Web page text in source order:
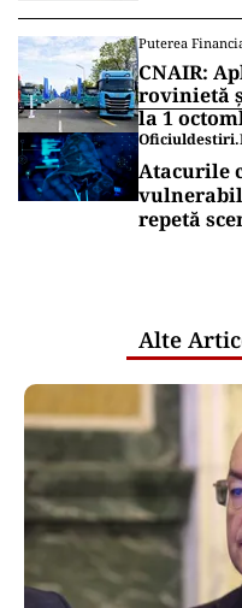
Puterea
CNAIR:
rovinietă
la 1
Atacurile
repetă
Alte